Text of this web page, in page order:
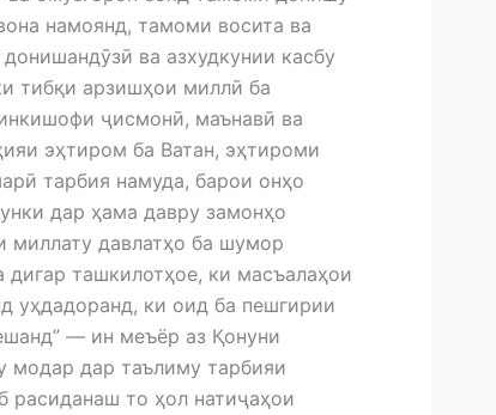
намоянд, тамоми восита ва
ва азхудкунии касбу
тибқи арзишҳои миллӣ ба
ҷисмонӣ, маънавӣ ва
эҳтиром ба Ватан, эҳтироми
тарбия намуда, барои онҳо
дар ҳама давру замонҳо
миллату давлатҳо ба шумор
ташкилотҳое, ки масъалаҳои
уҳдадоранд, ки оид ба пешгирии
— ин меъёр аз Қонуни
модар дар таълиму тарбияи
расиданаш то ҳол натиҷаҳои